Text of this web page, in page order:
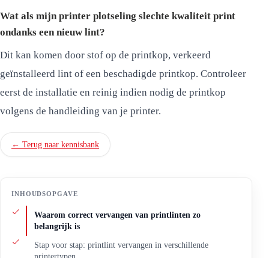
Wat als mijn printer plotseling slechte kwaliteit print
ondanks een nieuw lint?
Dit kan komen door stof op de printkop, verkeerd
geïnstalleerd lint of een beschadigde printkop. Controleer
eerst de installatie en reinig indien nodig de printkop
volgens de handleiding van je printer.
← Terug naar kennisbank
INHOUDSOPGAVE
Waarom correct vervangen van printlinten zo
belangrijk is
Stap voor stap: printlint vervangen in verschillende